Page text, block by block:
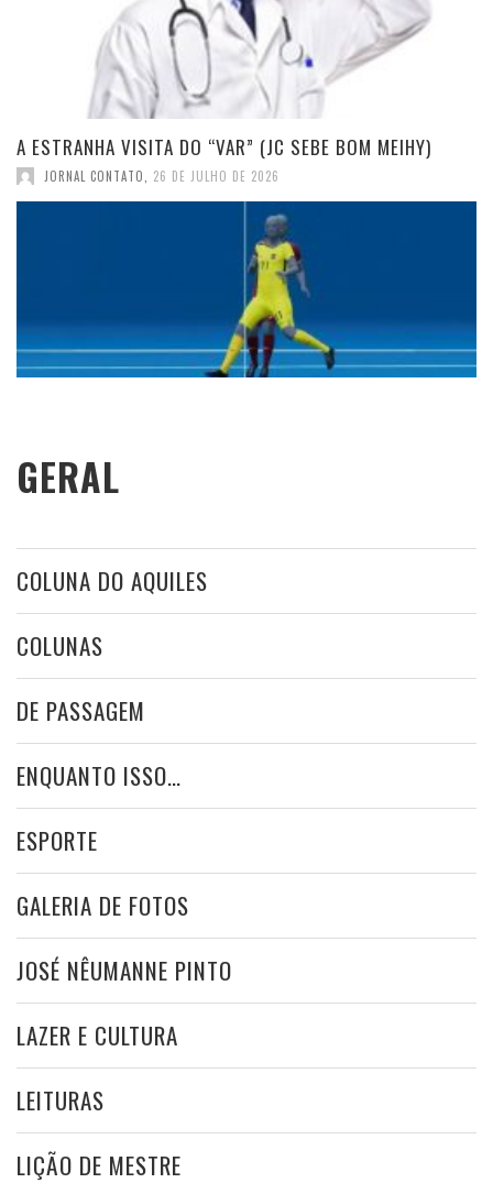
A ESTRANHA VISITA DO “VAR” (JC SEBE BOM MEIHY)
JORNAL CONTATO 26 DE JULHO DE 2026
GERAL
COLUNA DO AQUILES
COLUNAS
DE PASSAGEM
ENQUANTO ISSO…
ESPORTE
GALERIA DE FOTOS
JOSÉ NÊUMANNE PINTO
LAZER E CULTURA
LEITURAS
LIÇÃO DE MESTRE